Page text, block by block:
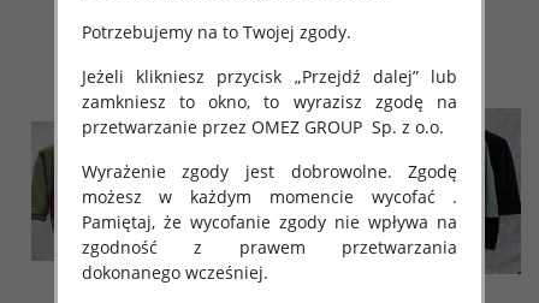
Potrzebujemy na to Twojej zgody.
Jeżeli klikniesz przycisk „Przejdź dalej” lub
zamkniesz to okno, to wyrazisz zgodę na
przetwarzanie przez OMEZ GROUP Sp. z o.o.
Wyrażenie zgody jest dobrowolne. Zgodę
możesz w każdym momencie wycofać .
Pamiętaj, że wycofanie zgody nie wpływa na
zgodność z prawem przetwarzania
dokonanego wcześniej.